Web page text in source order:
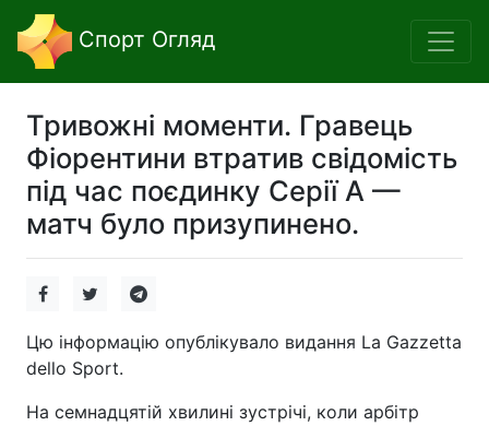
Спорт Огляд
Тривожні моменти. Гравець
Фіорентини втратив свідомість
під час поєдинку Серії А —
матч було призупинено.
Цю інформацію опублікувало видання La Gazzetta
dello Sport.
На семнадцятій хвилині зустрічі, коли арбітр